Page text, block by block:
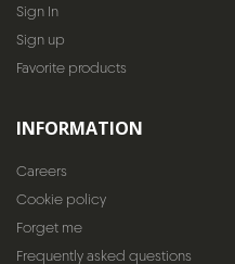
Sign In
Sign up
Favorite products
INFORMATION
Careers
Cookie policy
Forget me
Frequently asked questions